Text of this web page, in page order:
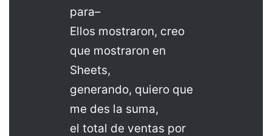
para–
Ellos mostraron, creo
que mostraron en
Sheets,
generando, quiero que
me des la suma,
el total de ventas por